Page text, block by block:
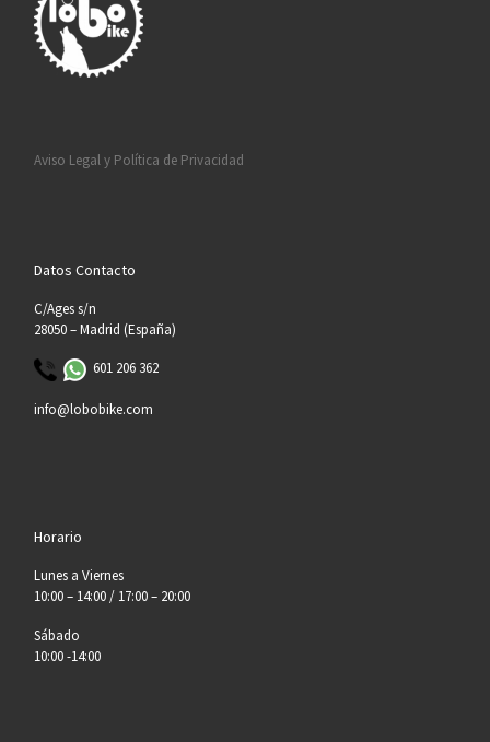
Aviso Legal y Política de Privacidad
Datos Contacto
C/Ages s/n
28050 – Madrid (España)
601 206 362
info@lobobike.com
Horario
Lunes a Viernes
10:00 – 14:00 / 17:00 – 20:00
Sábado
10:00 -14:00